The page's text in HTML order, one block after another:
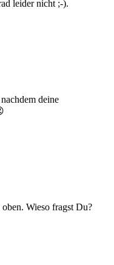
leider nicht ;-).
deine
Wieso fragst Du?